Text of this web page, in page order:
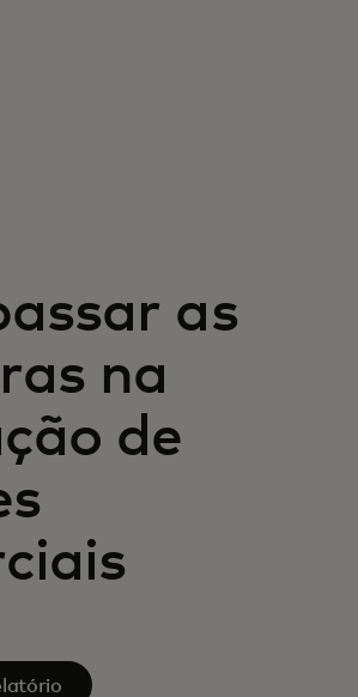
tendências
as
na
de